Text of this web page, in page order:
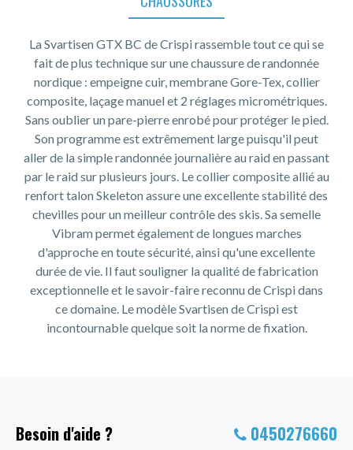
La Svartisen GTX BC de Crispi rassemble tout ce qui se
fait de plus technique sur une chaussure de randonnée
nordique : empeigne cuir, membrane Gore-Tex, collier
composite, laçage manuel et 2 réglages micrométriques.
Sans oublier un pare-pierre enrobé pour protéger le pied.
Son programme est extrêmement large puisqu'il peut
aller de la simple randonnée journalière au raid en passant
par le raid sur plusieurs jours. Le collier composite allié au
renfort talon Skeleton assure une excellente stabilité des
chevilles pour un meilleur contrôle des skis. Sa semelle
Vibram permet également de longues marches
d'approche en toute sécurité, ainsi qu'une excellente
durée de vie. Il faut souligner la qualité de fabrication
exceptionnelle et le savoir-faire reconnu de Crispi dans
ce domaine. Le modèle Svartisen de Crispi est
incontournable quelque soit la norme de fixation.
Besoin d'aide ? 0450276660